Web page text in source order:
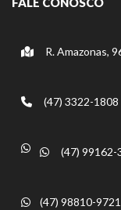
R. Amazonas,
(47) 3322-1808
(47) 99162-
(47) 98810-